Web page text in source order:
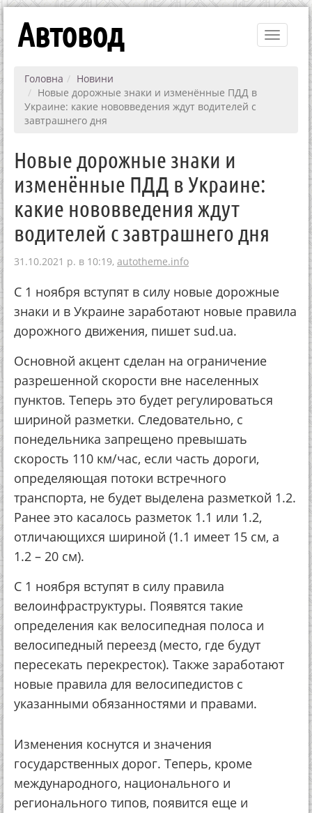
Toggle
Автовод
Головна
Новини
Новые дорожные знаки и изменённые ПДД в
Украине: какие нововведения ждут водителей с
завтрашнего дня
Новые дорожные знаки и
изменённые ПДД в Украине:
какие нововведения ждут
водителей с завтрашнего дня
31.10.2021 р. в 10:19, autotheme.info
С 1 ноября вступят в силу новые дорожные
знаки и в Украине заработают новые правила
дорожного движения, пишет sud.ua.
Основной акцент сделан на ограничение
разрешенной скорости вне населенных
пунктов. Теперь это будет регулироваться
шириной разметки. Следовательно, с
понедельника запрещено превышать
скорость 110 км/час, если часть дороги,
определяющая потоки встречного
транспорта, не будет выделена разметкой 1.2.
Ранее это касалось разметок 1.1 или 1.2,
отличающихся шириной (1.1 имеет 15 см, а
1.2 – 20 см).
С 1 ноября вступят в силу правила
велоинфраструктуры. Появятся такие
определения как велосипедная полоса и
велосипедный переезд (место, где будут
пересекать перекресток). Также заработают
новые правила для велосипедистов с
указанными обязанностями и правами.
Изменения коснутся и значения
государственных дорог. Теперь, кроме
международного, национального и
регионального типов, появится еще и